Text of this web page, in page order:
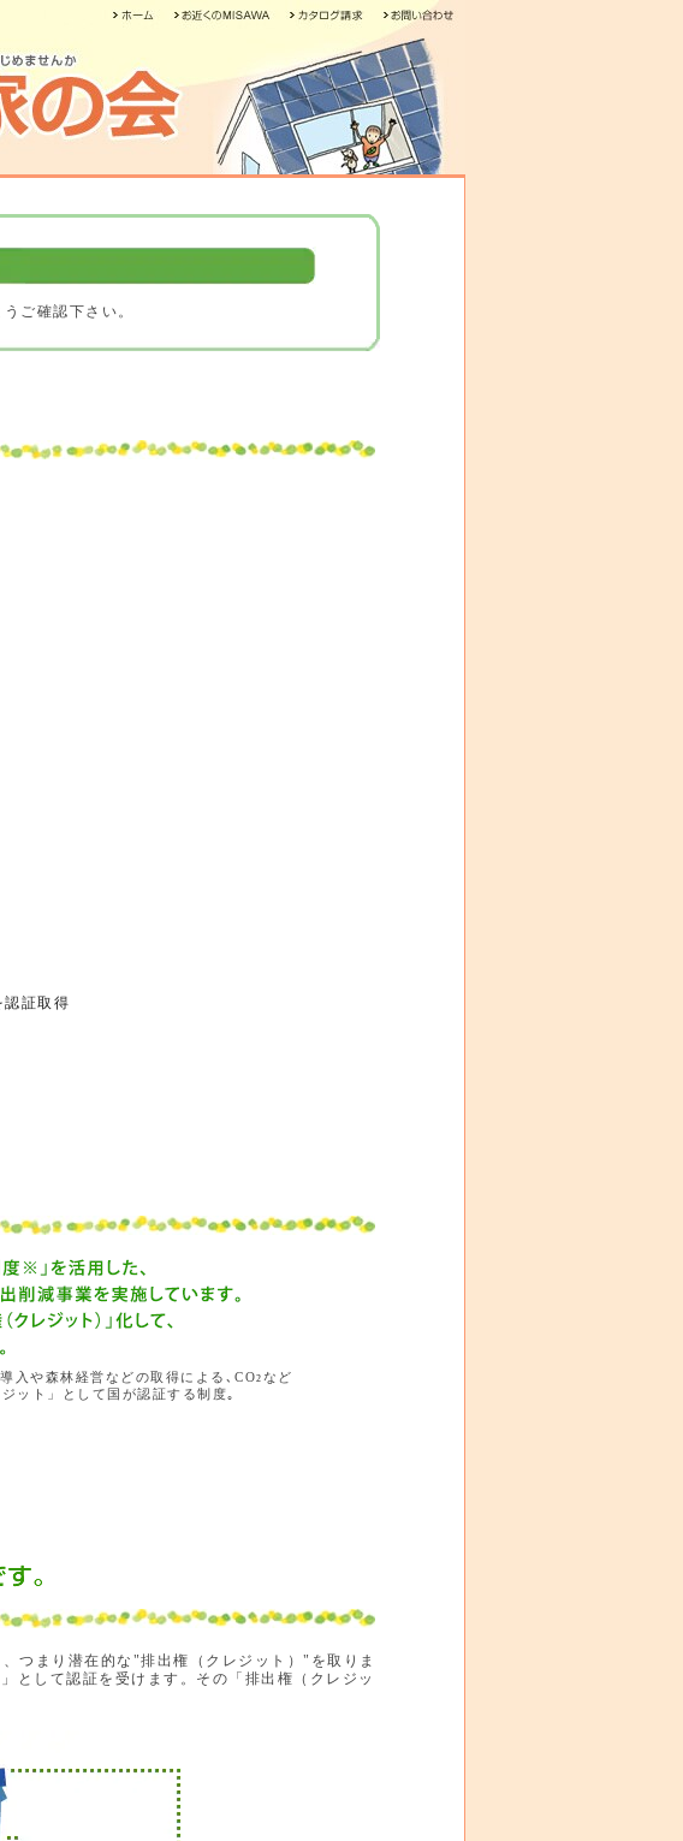
ご確認下さい。
認証取得
入や森林経営などの取得による､CO2 など
ット」として国が認証する制度｡
つまり潜在的な"排出権（クレジット）"を取りま
として認証を受けます。その「排出権（クレジッ